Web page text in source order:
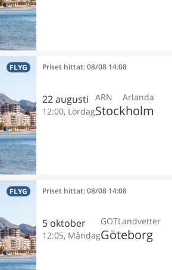
FLYG Priset hittat: 08/08 14:08
22 augusti
12:00, Lördag
ARN Arlanda
Stockholm
FLYG Priset hittat: 08/08 14:08
5 oktober
12:05, Måndag
GOTLandvetter
Göteborg